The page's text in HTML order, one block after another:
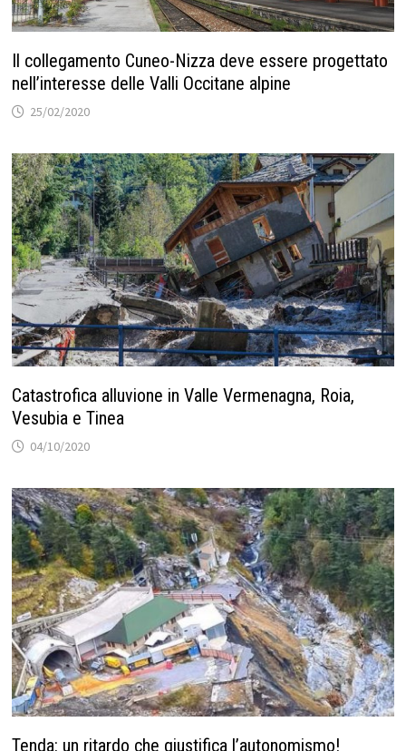
Il collegamento Cuneo-Nizza deve essere progettato
nell’interesse delle Valli Occitane alpine
25/02/2020
Catastrofica alluvione in Valle Vermenagna, Roia,
Vesubia e Tinea
04/10/2020
Tenda: un ritardo che giustifica l’autonomismo!